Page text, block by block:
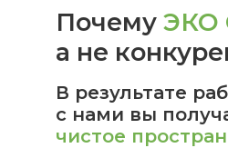
Почему ЭКО
а не
В результате
с нами вы
чистое